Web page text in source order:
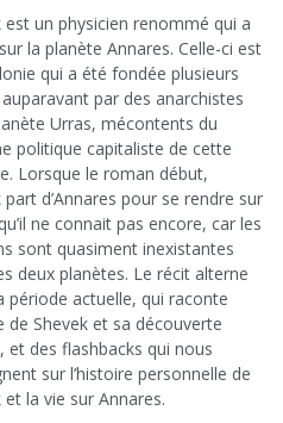
est un physicien renommé qui a
la planète Annares. Celle-ci est
qui a été fondée plusieurs
par des anarchistes
Urras, mécontents du
politique capitaliste de cette
Lorsque le roman début,
part d’Annares pour se rendre sur
ne connait pas encore, car les
sont quasiment inexistantes
deux planètes. Le récit alterne
période actuelle, qui raconte
de Shevek et sa découverte
et des flashbacks qui nous
sur l’histoire personnelle de
et la vie sur Annares.